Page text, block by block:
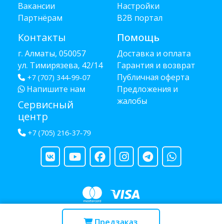
Вакансии
Партнёрам
Контакты
г. Алматы, 050057
ул. Тимирязева, 42/14
+7 (707) 344-99-07
Напишите нам
Сервисный
центр
+7 (705) 216-37-79
Настройки
B2B портал
Помощь
Доставка и оплата
Гарантия и возврат
Публичная оферта
Предложения и
жалобы
Copyright © 2013 - 2026 RUBA - разработано